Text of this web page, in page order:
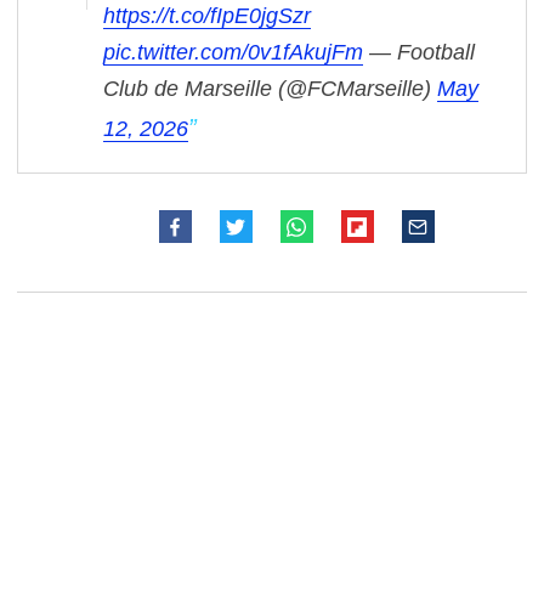
https://t.co/fIpE0jgSzr
pic.twitter.com/0v1fAkujFm — Football
Club de Marseille (@FCMarseille) May
12, 2026